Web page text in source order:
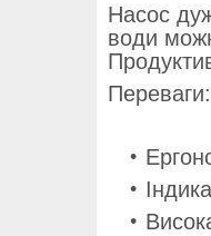
Насос
води
Переваги: